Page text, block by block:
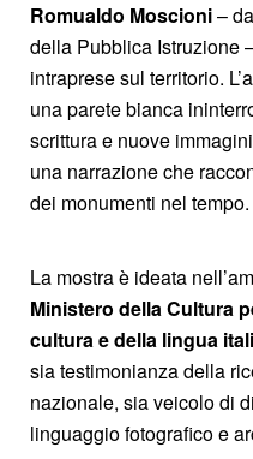
Romualdo Moscioni–
della Pubblica Istruzione
intraprese sul territorio.
una parete bianca
scrittura e nuove
una narrazione che
dei monumenti nel tempo.
La mostra è ideata
Ministero della Cultura
cultura e della lingua
sia testimonianza della
nazionale, sia veicolo di
linguaggio fotografico e